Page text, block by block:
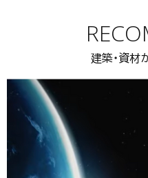
建築・資材